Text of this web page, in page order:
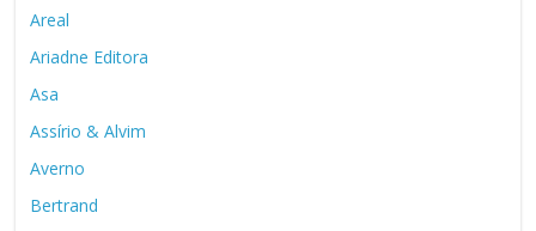
Areal
Ariadne Editora
Asa
Assírio & Alvim
Averno
Bertrand